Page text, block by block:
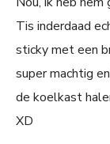
Tis inderdaad
sticky met een
super machtig
de koelkast
XD